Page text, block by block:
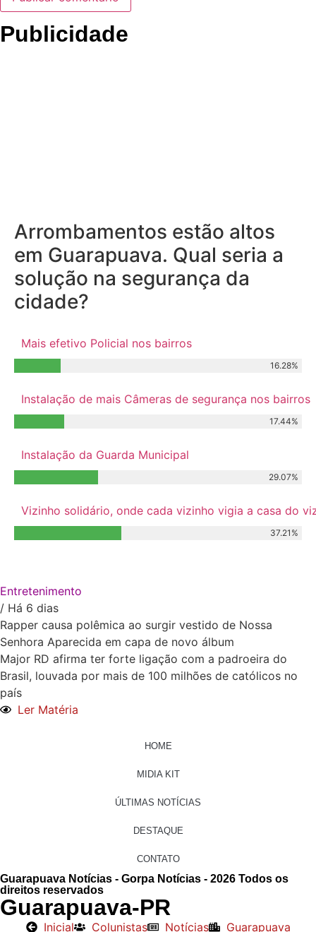
Publicidade
Arrombamentos estão altos
em Guarapuava. Qual seria a
solução na segurança da
cidade?
Mais efetivo Policial nos bairros
16.28%
Instalação de mais Câmeras de segurança nos bairros
17.44%
Instalação da Guarda Municipal
29.07%
Vizinho solidário, onde cada vizinho vigia a casa do
37.21%
Entretenimento
/ Há 6 dias
Rapper causa polêmica ao surgir vestido de Nossa
Senhora Aparecida em capa de novo álbum
Major RD afirma ter forte ligação com a padroeira do
Brasil, louvada por mais de 100 milhões de católicos no
país
Ler Matéria
HOME
MIDIA KIT
ÚLTIMAS NOTÍCIAS
DESTAQUE
CONTATO
Guarapuava Notícias - Gorpa Notícias - 2026 Todos os
direitos reservados
Guarapuava-PR
Inicial Colunistas Notícias Guarapuava